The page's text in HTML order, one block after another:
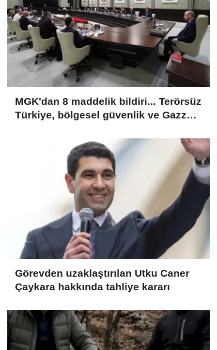
MGK'dan 8 maddelik bildiri... Terörsüz
Türkiye, bölgesel güvenlik ve Gazze
Görevden uzaklaştırılan Utku Caner
Çaykara hakkında tahliye kararı